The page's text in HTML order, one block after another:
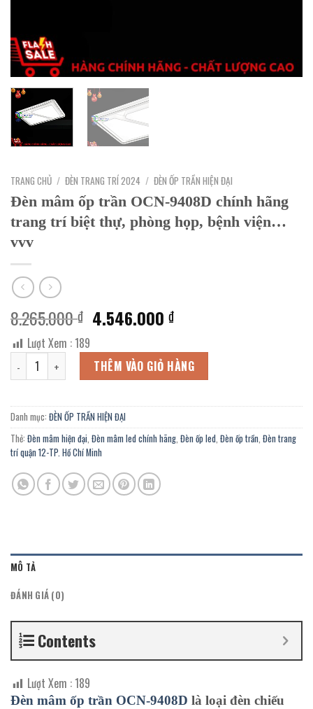
TRANG CHỦ / ĐÈN TRANG TRÍ 2024 / ĐÈN ỐP TRẦN HIỆN ĐẠI
Đèn mâm ốp trần OCN-9408D chính hãng
trang trí biệt thự, phòng họp, bệnh viện…
vvv
8.265.000₫ Giá
gốc
là:
8.265.000 ₫.
4.546.000₫Giá
tại
là:
4.546.000 ₫.
Lượt Xem :189
Đèn mâm ốp trần OCN-9408D chính hãng trang trí biệt thự, phòng
THÊM VÀO GIỎ HÀNG
Danh mục: ĐÈN ỐP TRẦN HIỆN ĐẠI
Thẻ: Đèn mâm hiện đại, Đèn mâm led chính hãng, Đèn ốp led, Đèn ốp trần, Đèn trang
trí quận 12-TP. Hồ Chí Minh
MÔ TẢ
ĐÁNH GIÁ (0)
Contents
Lượt Xem :189
Đèn mâm ốp trần OCN-9408D là loại đèn chiếu